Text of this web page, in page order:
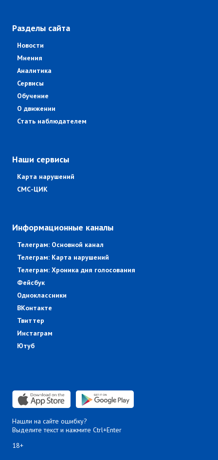
Разделы сайта
Новости
Мнения
Аналитика
Сервисы
Обучение
О движении
Стать наблюдателем
Наши сервисы
Карта нарушений
СМС-ЦИК
Информационные каналы
Телеграм: Основной канал
Телеграм: Карта нарушений
Телеграм: Хроника дня голосования
Фейсбук
Одноклассники
ВКонтакте
Твиттер
Инстаграм
Ютуб
Нашли на сайте ошибку?
Выделите текст и нажмите Ctrl+Enter
18+